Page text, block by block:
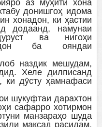
аз муҳити хона
донишгоҳ идома
хонадон, ки ҳастии
додаанд, намунаи
ва нигоҳи
ба ояндаи
наздик мешудам,
Хеле дилписанд
ки дӯсту ҳамнафаси
шукуфтаи дарахтон
сафарро хотирмон
манзараҳо шуда
мақсад расидам,